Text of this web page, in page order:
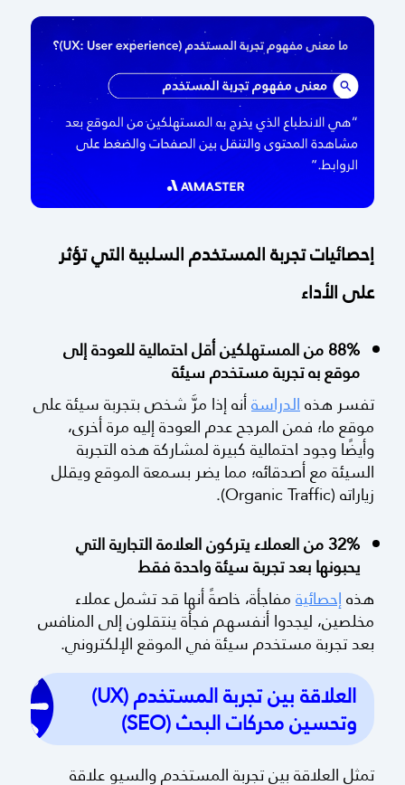
إحصائيات تجربة المستخدم السلبية التي تؤثر
على الأداء
88% من المستهلكين أقل احتمالية للعودة إلى
موقع به تجربة مستخدم سيئة
تفسر هذهالدراسةأنه إذا مرَّ شخص بتجربة سيئة على
موقع ما؛ فمن المرجح عدم العودة إليه مرة أخرى،
وأيضًا وجود احتمالية كبيرة لمشاركة هذه التجربة
السيئة مع أصدقائه؛ مما يضر بسمعة الموقع ويقلل
زياراته (Organic Traffic).
32% من العملاء يتركون العلامة التجارية التي
يحبونها بعد تجربة سيئة واحدة فقط
هذهإحصائيةمفاجأة، خاصةً أنها قد تشمل عملاء
مخلصين، ليجدوا أنفسهم فجأة ينتقلون إلى المنافس
بعد تجربة مستخدم سيئة في الموقع الإلكتروني.
العلاقة بين تجربة المستخدم (UX)
وتحسين محركات البحث (SEO)
تمثل العلاقة بين تجربة المستخدم والسيو علاقة